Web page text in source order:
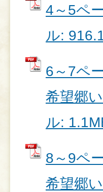
4～5ペ
ル:
6～7ペ
希望郷
ル:
8～9ペ
希望郷